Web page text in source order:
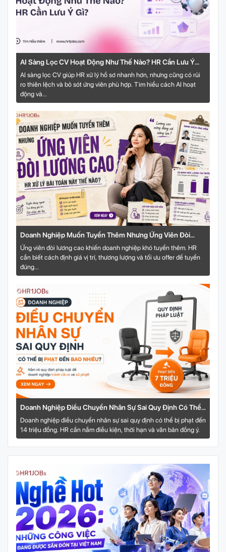
AI Sàng Lọc CV Hoạt Động Như Thế Nào? HR Cần Lưu Ý
Gì?
AI sàng lọc CV giúp HR xử lý hồ sơ nhanh hơn, nhưng cũng có rủi
ro thiên lệch và bỏ sót ứng viên phù hợp. Tìm hiểu cách AI hoạt
động và...
Doanh Nghiệp Muốn Tuyển Thêm Nhưng Ứng Viên Đòi
Lương Cao: HR Xử Lý Bài Toán Này Thế Nào?
Ứng viên đòi lương cao khiến doanh nghiệp khó tuyển thêm. HR
cần biết cách định giá vị trí, thương lượng và tối ưu offer để tuyển
đúng...
Doanh Nghiệp Điều Chuyển Nhân Sự Sai Quy Định Có Thể
Bị Phạt Đến Bao Nhiêu?
Doanh nghiệp điều chuyển nhân sự sai quy định có thể bị phạt đến
14 triệu đồng. HR cần nắm điều kiện, thời hạn và văn bản đồng ý.